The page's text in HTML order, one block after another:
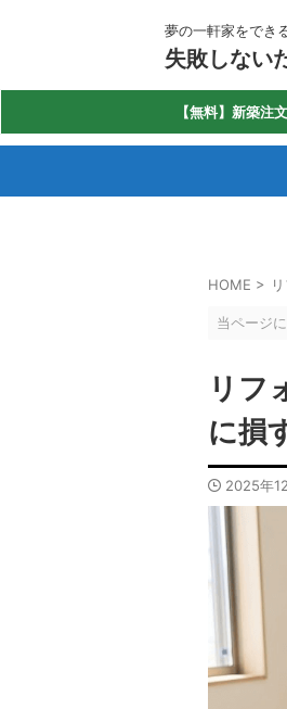
夢の一軒家をでき
失敗しない
【無料】新築注
HOME >
当ページ
リフ
に損
2025年